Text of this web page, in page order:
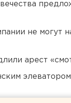
не могут
арест